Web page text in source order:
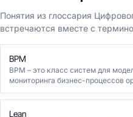
Понятия из глоссария
встречаются вместе с
BPM
BPM – это класс систем для
мониторинга бизнес-процессов
Lean